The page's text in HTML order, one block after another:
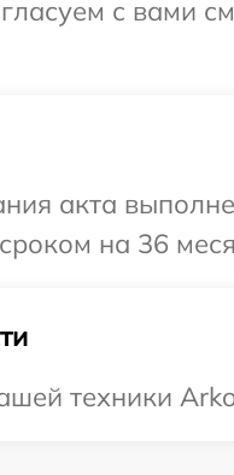
с вами
акта
на 36
техники